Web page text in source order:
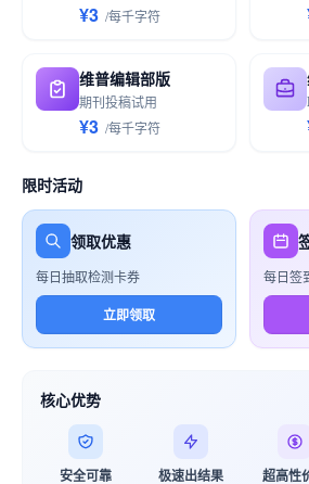
¥3 /每千字符
维普编辑部版
期刊投稿试用
¥3 /每千字符
限时活动
领取优惠
每日抽取检测卡券
立即领取
每日签
核心优势
安全可靠 极速出结果 超高性